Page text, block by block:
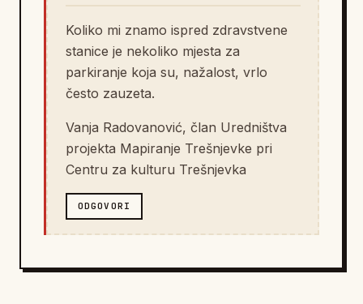
Koliko mi znamo ispred zdravstvene
stanice je nekoliko mjesta za
parkiranje koja su, nažalost, vrlo
često zauzeta.
Vanja Radovanović, član Uredništva
projekta Mapiranje Trešnjevke pri
Centru za kulturu Trešnjevka
ODGOVORI